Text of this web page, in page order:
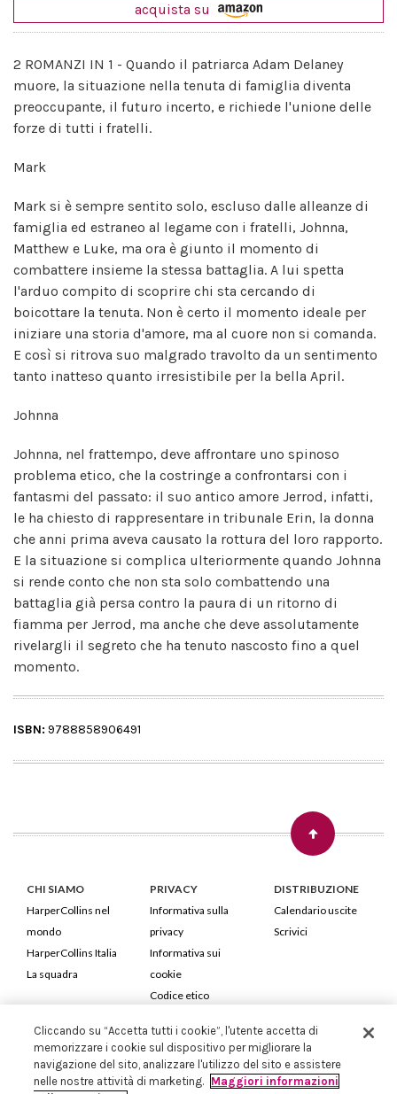
acquista su
2 ROMANZI IN 1 - Quando il patriarca Adam Delaney
muore, la situazione nella tenuta di famiglia diventa
preoccupante, il futuro incerto, e richiede l'unione delle
forze di tutti i fratelli.
Mark
Mark si è sempre sentito solo, escluso dalle alleanze di
famiglia ed estraneo al legame con i fratelli, Johnna,
Matthew e Luke, ma ora è giunto il momento di
combattere insieme la stessa battaglia. A lui spetta
l'arduo compito di scoprire chi sta cercando di
boicottare la tenuta. Non è certo il momento ideale per
iniziare una storia d'amore, ma al cuore non si comanda.
E così si ritrova suo malgrado travolto da un sentimento
tanto inatteso quanto irresistibile per la bella April.
Johnna
Johnna, nel frattempo, deve affrontare uno spinoso
problema etico, che la costringe a confrontarsi con i
fantasmi del passato: il suo antico amore Jerrod, infatti,
le ha chiesto di rappresentare in tribunale Erin, la donna
che anni prima aveva causato la rottura del loro rapporto.
E la situazione si complica ulteriormente quando Johnna
si rende conto che non sta solo combattendo una
battaglia già persa contro la paura di un ritorno di
fiamma per Jerrod, ma anche che deve assolutamente
rivelargli il segreto che ha tenuto nascosto fino a quel
momento.
ISBN: 9788858906491
CHI SIAMO
HarperCollins nel
mondo
HarperCollins Italia
La squadra
PRIVACY
Informativa sulla
privacy
Informativa sui
cookie
Codice etico
DISTRIBUZIONE
Calendario uscite
Scrivici
HarperCollins Italia S.p.A. Viale Monte Nero, 84 - 20135 Milano
Cod. Fiscale e P.IVA 05946780151 - Capitale Sociale 258.250 €
Iscritta in Milano al Registro delle imprese nr.198004 e REA nr.1051898
Cliccando su “Accetta tutti i cookie”, l'utente accetta di
memorizzare i cookie sul dispositivo per migliorare la
navigazione del sito, analizzare l'utilizzo del sito e assistere
nelle nostre attività di marketing. Maggiori informazioni